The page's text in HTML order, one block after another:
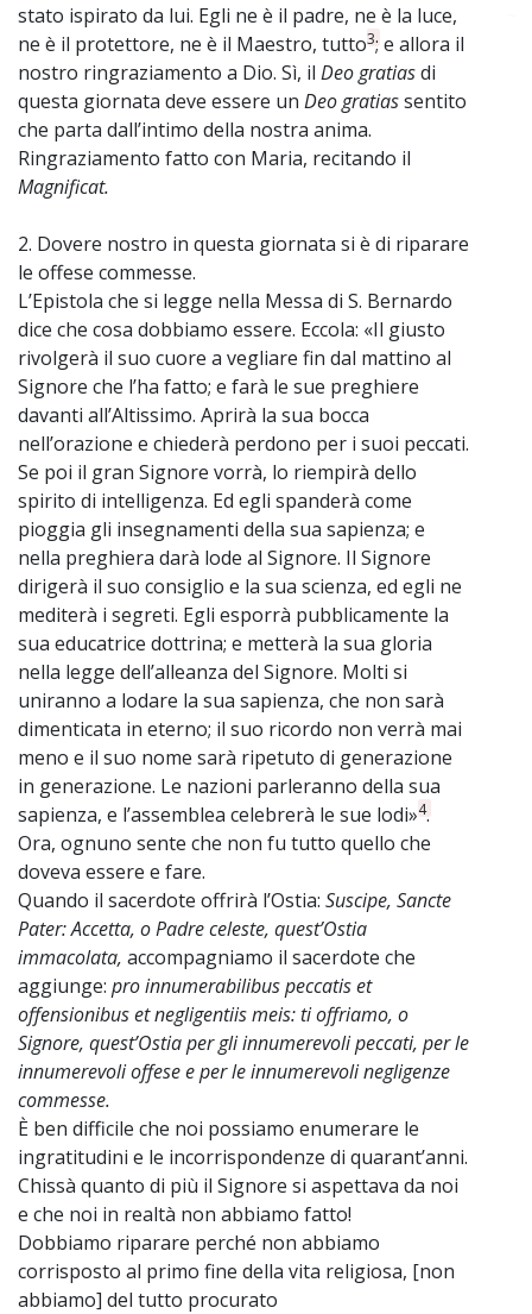
stato ispirato da lui. Egli ne è il padre, ne è la luce,
ne è il protettore, ne è il Maestro, tutto3; e allora il
nostro ringraziamento a Dio. Sì, il Deo gratiasdi
questa giornata deve essere un Deo gratiassentito
che parta dall’intimo della nostra anima.
Ringraziamento fatto con Maria, recitando il
Magnificat.
2. Dovere nostro in questa giornata si è di riparare
le offese commesse.
L’Epistola che si legge nella Messa di S. Bernardo
dice che cosa dobbiamo essere. Eccola: «Il giusto
rivolgerà il suo cuore a vegliare fin dal mattino al
Signore che l’ha fatto; e farà le sue preghiere
davanti all’Altissimo. Aprirà la sua bocca
nell’orazione e chiederà perdono per i suoi peccati.
Se poi il gran Signore vorrà, lo riempirà dello
spirito di intelligenza. Ed egli spanderà come
pioggia gli insegnamenti della sua sapienza; e
nella preghiera darà lode al Signore. Il Signore
dirigerà il suo consiglio e la sua scienza, ed egli ne
mediterà i segreti. Egli esporrà pubblicamente la
sua educatrice dottrina; e metterà la sua gloria
nella legge dell’alleanza del Signore. Molti si
uniranno a lodare la sua sapienza, che non sarà
dimenticata in eterno; il suo ricordo non verrà mai
meno e il suo nome sarà ripetuto di generazione
in generazione. Le nazioni parleranno della sua
sapienza, e l’assemblea celebrerà le sue lodi»4.
Ora, ognuno sente che non fu tutto quello che
doveva essere e fare.
Quando il sacerdote offrirà l’Ostia: Suscipe, Sancte
Pater: Accetta, o Padre celeste, quest’Ostia
immacolata, accompagniamo il sacerdote che
aggiunge: pro innumerabilibus peccatis et
offensionibus et negligentiis meis: ti offriamo, o
Signore, quest’Ostia per gli innumerevoli peccati, per le
innumerevoli offese e per le innumerevoli negligenze
commesse.
È ben difficile che noi possiamo enumerare le
ingratitudini e le incorrispondenze di quarant’anni.
Chissà quanto di più il Signore si aspettava da noi
e che noi in realtà non abbiamo fatto!
Dobbiamo riparare perché non abbiamo
corrisposto al primo fine della vita religiosa, [non
abbiamo] del tutto procurato